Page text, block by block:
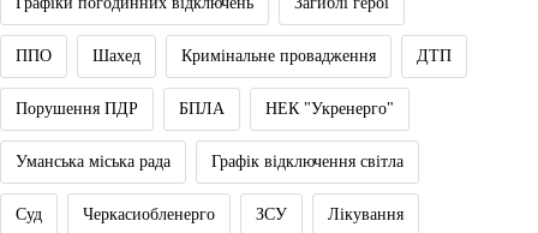
ППО Шахед Кримінальне провадження ДТП
Порушення ПДР БПЛА НЕК "Укренерго"
Уманська міська рада Графік відключення світла
Суд Черкасиобленерго ЗСУ Лікування